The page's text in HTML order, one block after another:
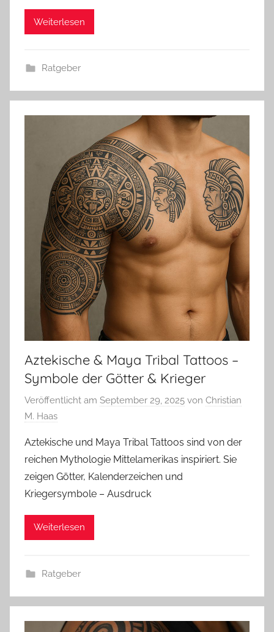
Weiterlesen
Ratgeber
Aztekische & Maya Tribal Tattoos –
Symbole der Götter & Krieger
Veröffentlicht am September 29, 2025 von Christian
M. Haas
Aztekische und Maya Tribal Tattoos sind von der
reichen Mythologie Mittelamerikas inspiriert. Sie
zeigen Götter, Kalenderzeichen und
Kriegersymbole – Ausdruck
Weiterlesen
Ratgeber